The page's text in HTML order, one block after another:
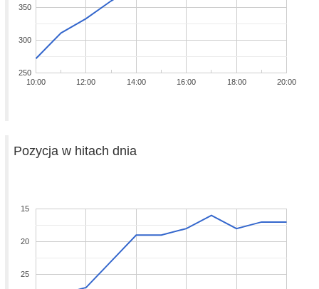
10:00 12:00 14:00 16:00 18:00 20:00
250
300
350
Pozycja w hitach dnia
15
20
25